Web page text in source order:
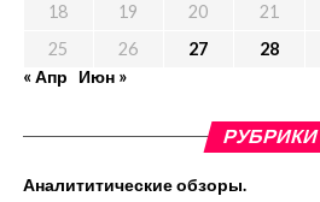
18
19 20 21
25
26 27 28
« Апр
Июн »
РУБРИКИ
Аналититические обзоры.